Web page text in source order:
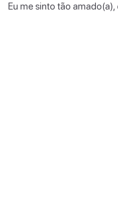
Eu me sinto tão